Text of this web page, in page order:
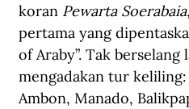
koran Pewarta Soerabaia
pertama yang
of Araby”. Tak berselang
mengadakan tur
Ambon, Manado,